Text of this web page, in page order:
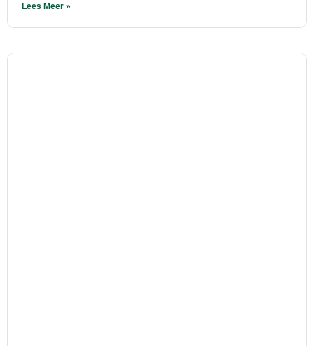
Lees Meer »